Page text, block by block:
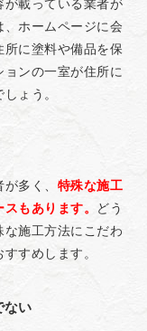
が載っている業者が
、ホームページに会
所に塗料や備品を保
ンの一室が住所に
ょう。
多く、 特殊な施工
もあります。
どう
な施工方法にこだわ
すめします。
ない